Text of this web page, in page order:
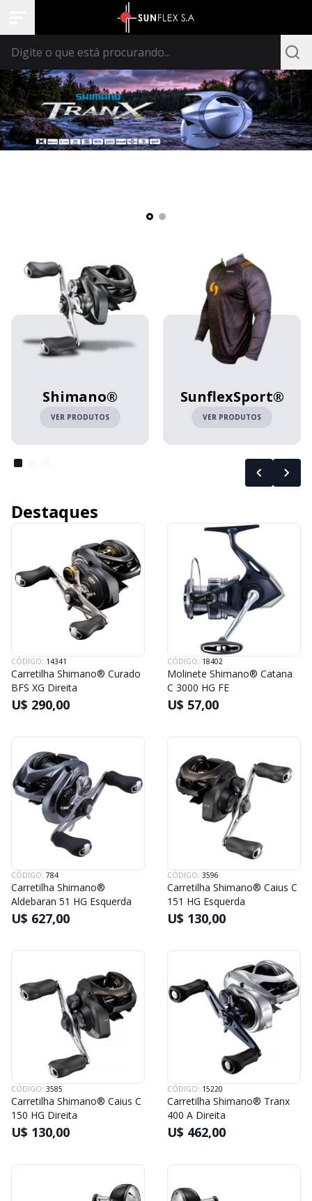
Shimano®
VER PRODUTOS
SunflexSport®
VER PRODUTOS
Destaques
CÓDIGO: 14341
Carretilha Shimano® Curado
BFS XG Direita
U$ 290,00
CÓDIGO: 18402
Molinete Shimano® Catana
C 3000 HG FE
U$ 57,00
CÓDIGO: 784
Carretilha Shimano®
Aldebaran 51 HG Esquerda
U$ 627,00
CÓDIGO: 3596
Carretilha Shimano® Caius C
151 HG Esquerda
U$ 130,00
CÓDIGO: 3585
Carretilha Shimano® Caius C
150 HG Direita
U$ 130,00
CÓDIGO: 15220
Carretilha Shimano® Tranx
400 A Direita
U$ 462,00